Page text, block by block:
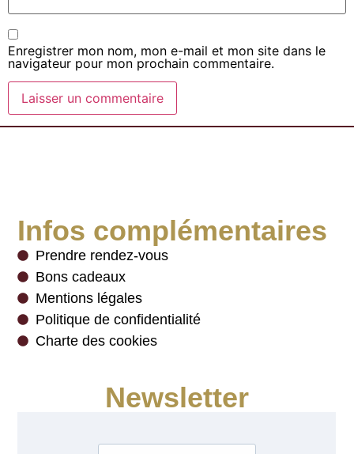
Enregistrer mon nom, mon e-mail et mon site dans le
navigateur pour mon prochain commentaire.
Infos complémentaires
Prendre rendez-vous
Bons cadeaux
Mentions légales
Politique de confidentialité
Charte des cookies
Newsletter